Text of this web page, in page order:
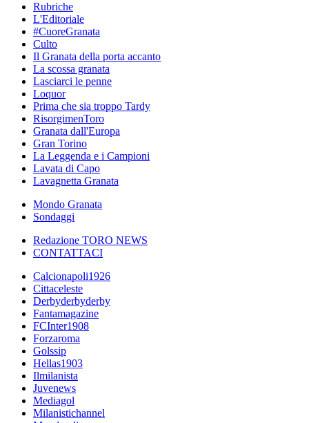
Rubriche
L'Editoriale
#CuoreGranata
Culto
Il Granata della porta accanto
La scossa granata
Lasciarci le penne
Loquor
Prima che sia troppo Tardy
RisorgimenToro
Granata dall'Europa
Gran Torino
La Leggenda e i Campioni
Lavata di Capo
Lavagnetta Granata
Mondo Granata
Sondaggi
Redazione TORO NEWS
CONTATTACI
Calcionapoli1926
Cittaceleste
Derbyderbyderby
Fantamagazine
FCInter1908
Forzaroma
Golssip
Hellas1903
Ilmilanista
Juvenews
Mediagol
Milanistichannel